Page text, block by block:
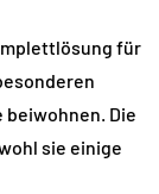
für
Die
sie einige